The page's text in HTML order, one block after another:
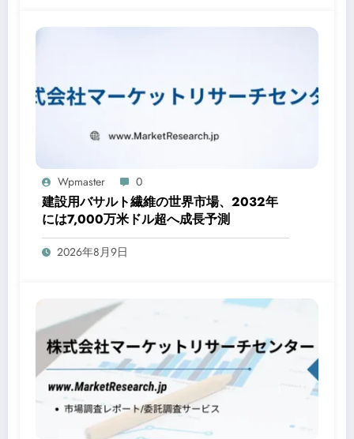
Wpmaster 0
建設用バサルト繊維の世界市場、2032年
には7,000万米ドル超へ成長予測
2026年8月9日